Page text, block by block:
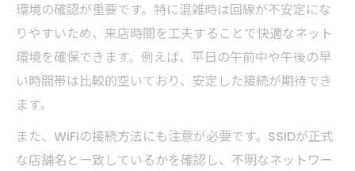
カフェで仕事効率を上げるWi-Fi活用術
カフェWiFiで作業効率を高める工夫とは
無料WiFiカフェで集中できる席の選び方
カフェ無料WiFi活用で通信費を節約する方
法
環境の確認が重要です。特に混雑時は回線が不安定にな
りやすいため、来店時間を工夫することで快適なネット
環境を確保できます。例えば、平日の午前中や午後の早
い時間帯は比較的空いており、安定した接続が期待でき
ます。
また、WiFiの接続方法にも注意が必要です。SSIDが正式
な店舗名と一致しているかを確認し、不明なネットワー